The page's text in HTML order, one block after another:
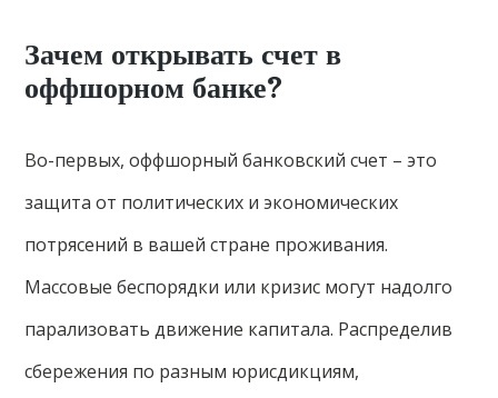
Зачем открывать счет в
оффшорном банке?
Во-первых, оффшорный банковский счет – это
защита от политических и экономических
потрясений в вашей стране проживания.
Массовые беспорядки или кризис могут надолго
парализовать движение капитала. Распределив
сбережения по разным юрисдикциям,